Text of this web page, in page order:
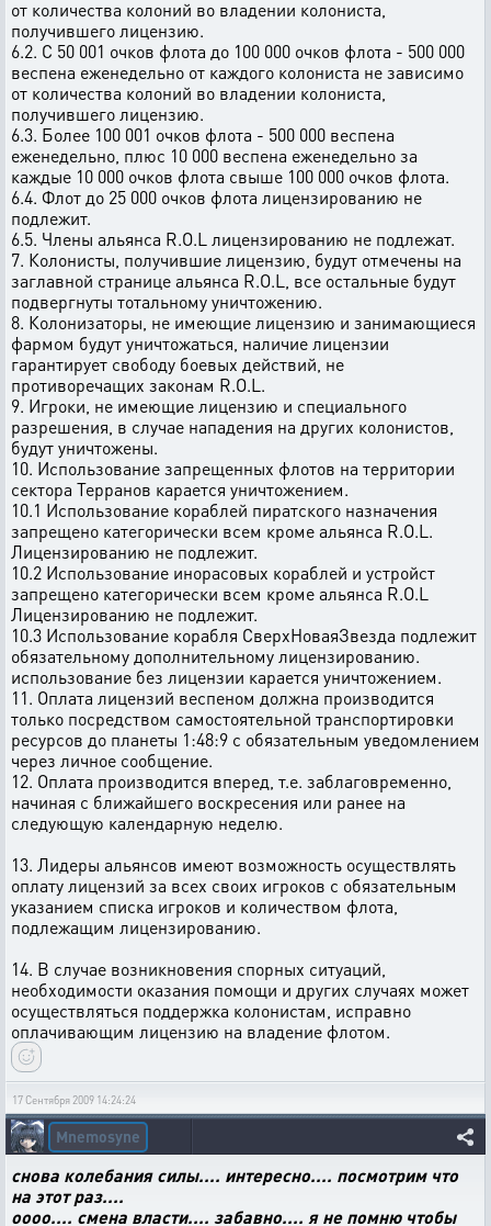
от количества колоний во владении колониста,
получившего лицензию.
6.2. С 50 001 очков флота до 100 000 очков флота - 500 000
веспена еженедельно от каждого колониста не зависимо
от количества колоний во владении колониста,
получившего лицензию.
6.3. Более 100 001 очков флота - 500 000 веспена
еженедельно, плюс 10 000 веспена еженедельно за
каждые 10 000 очков флота свыше 100 000 очков флота.
6.4. Флот до 25 000 очков флота лицензированию не
подлежит.
6.5. Члены альянса R.O.L лицензированию не подлежат.
7. Колонисты, получившие лицензию, будут отмечены на
заглавной странице альянса R.O.L, все остальные будут
подвергнуты тотальному уничтожению.
8. Колонизаторы, не имеющие лицензию и занимающиеся
фармом будут уничтожаться, наличие лицензии
гарантирует свободу боевых действий, не
противоречащих законам R.O.L.
9. Игроки, не имеющие лицензию и специального
разрешения, в случае нападения на других колонистов,
будут уничтожены.
10. Использование запрещенных флотов на территории
сектора Терранов карается уничтожением.
10.1 Использование кораблей пиратского назначения
запрещено категорически всем кроме альянса R.O.L.
Лицензированию не подлежит.
10.2 Использование инорасовых кораблей и устройст
запрещено категорически всем кроме альянса R.O.L
Лицензированию не подлежит.
10.3 Использование корабля СверхНоваяЗвезда подлежит
обязательному дополнительному лицензированию.
использование без лицензии карается уничтожением.
11. Оплата лицензий веспеном должна производится
только посредством самостоятельной транспортировки
ресурсов до планеты 1:48:9 с обязательным уведомлением
через личное сообщение.
12. Оплата производится вперед, т.е. заблаговременно,
начиная с ближайшего воскресения или ранее на
следующую календарную неделю.
13. Лидеры альянсов имеют возможность осуществлять
оплату лицензий за всех своих игроков с обязательным
указанием списка игроков и количеством флота,
подлежащим лицензированию.
14. В случае возникновения спорных ситуаций,
необходимости оказания помощи и других случаях может
осуществляться поддержка колонистам, исправно
оплачивающим лицензию на владение флотом.
17 Сентября 2009 14:24:24
Mnemosyne
снова колебания силы.... интересно.... посмотрим что
на этот раз....
оооо.... смена власти.... забавно.... я не помню чтобы